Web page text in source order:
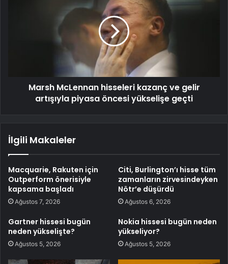
Marsh McLennan hisseleri kazanç ve gelir
artışıyla piyasa öncesi yükselişe geçti
İlgili Makaleler
Macquarie, Rakuten için
Outperform önerisiyle
kapsama başladı
Ağustos 7, 2026
Citi, Burlington’ı hisse tüm
zamanların zirvesindeyken
Nötr’e düşürdü
Ağustos 6, 2026
Gartner hissesi bugün
neden yükselişte?
Ağustos 5, 2026
Nokia hissesi bugün neden
yükseliyor?
Ağustos 5, 2026